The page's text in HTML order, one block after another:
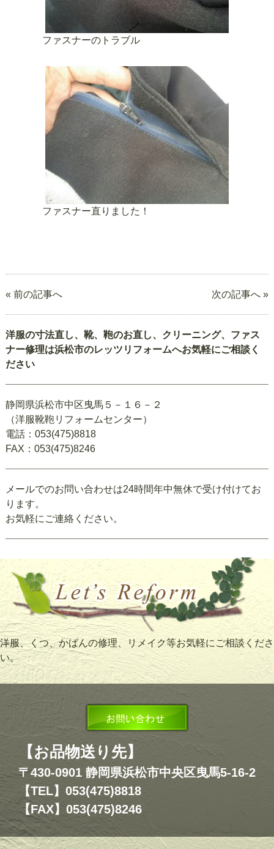
ファスナーのトラブル
ファスナー直りました！
« 前の記事へ 次の記事へ »
洋服の寸法直し、靴、鞄のお直し、クリーニング、ファス
ナー修理は浜松市のレッツリフォームへお気軽にご相談く
ださい
静岡県浜松市中区曳馬５－１６－２
（洋服靴鞄リフォームセンター）
電話：053(475)8818
FAX：053(475)8246
メールでのお問い合わせは24時間年中無休で受け付けてお
ります。
お気軽にご連絡ください。
洋服、くつ、かばんの修理、リメイク等お気軽にご相談くださ
い。
【お品物送り先】
〒430-0901 静岡県浜松市中央区曳馬5-16-2
【TEL】053(475)8818
【FAX】053(475)8246